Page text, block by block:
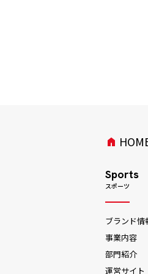
home
Sports
スポーツ
ブランド情
事業内容
部門紹介
運営サイト